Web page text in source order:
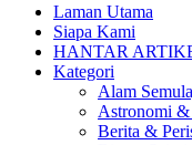
Laman Utama
Siapa Kami
HANTAR
Kategori
Alam
Astronomi
Berita &